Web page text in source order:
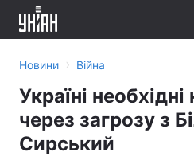
Новини › Війна
Україні
через загрозу з
Сирський